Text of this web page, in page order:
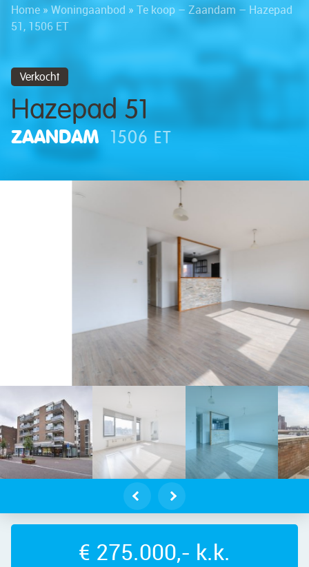
Home » Woningaanbod » Te koop – Zaandam – Hazepad
51, 1506 ET
Verkocht
Hazepad 51
ZAANDAM 1506 ET
51 – Foto 2
€ 275.000,- k.k.